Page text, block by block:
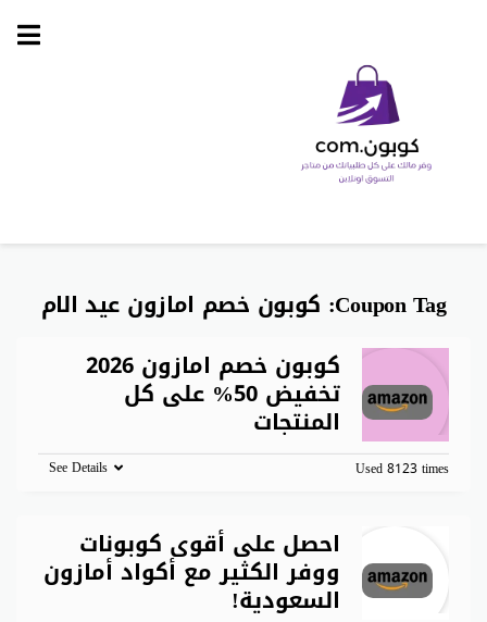
Skip
Coupon Tag: كوبون خصم امازون عيد الام
كوبون خصم امازون 2026
تخفيض 50% على كل
المنتجات
Used 8123 times
See Details
احصل على أقوى كوبونات
ووفر الكثير مع أكواد أمازون
السعودية!